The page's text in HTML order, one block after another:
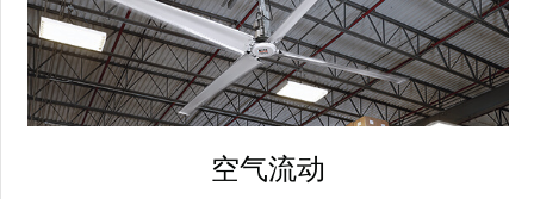
空气流动